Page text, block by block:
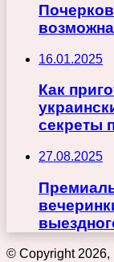
16.01.2025
Как
секреты
27.08.2025
© Copyright 2026,